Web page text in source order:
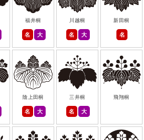
福井桐
名 大
川越桐
名 大
新田桐
名
陰上田桐
名 大
三井桐
名 大
飛翔桐